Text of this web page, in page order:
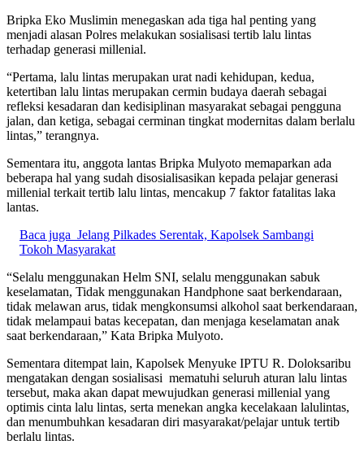
Bripka Eko Muslimin menegaskan ada tiga hal penting yang
menjadi alasan Polres melakukan sosialisasi tertib lalu lintas
terhadap generasi millenial.
“Pertama, lalu lintas merupakan urat nadi kehidupan, kedua,
ketertiban lalu lintas merupakan cermin budaya daerah sebagai
refleksi kesadaran dan kedisiplinan masyarakat sebagai pengguna
jalan, dan ketiga, sebagai cerminan tingkat modernitas dalam berlalu
lintas,” terangnya.
Sementara itu, anggota lantas Bripka Mulyoto memaparkan ada
beberapa hal yang sudah disosialisasikan kepada pelajar generasi
millenial terkait tertib lalu lintas, mencakup 7 faktor fatalitas laka
lantas.
Baca juga Jelang Pilkades Serentak, Kapolsek Sambangi
Tokoh Masyarakat
“Selalu menggunakan Helm SNI, selalu menggunakan sabuk
keselamatan, Tidak menggunakan Handphone saat berkendaraan,
tidak melawan arus, tidak mengkonsumsi alkohol saat berkendaraan,
tidak melampaui batas kecepatan, dan menjaga keselamatan anak
saat berkendaraan,” Kata Bripka Mulyoto.
Sementara ditempat lain, Kapolsek Menyuke IPTU R. Doloksaribu
mengatakan dengan sosialisasi mematuhi seluruh aturan lalu lintas
tersebut, maka akan dapat mewujudkan generasi millenial yang
optimis cinta lalu lintas, serta menekan angka kecelakaan lalulintas,
dan menumbuhkan kesadaran diri masyarakat/pelajar untuk tertib
berlalu lintas.